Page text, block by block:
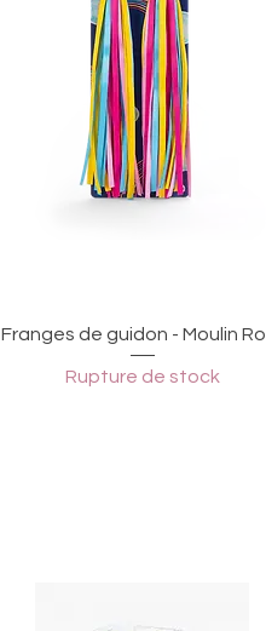
Aperçu rapide
Franges de guidon - Moulin
Rupture de stock